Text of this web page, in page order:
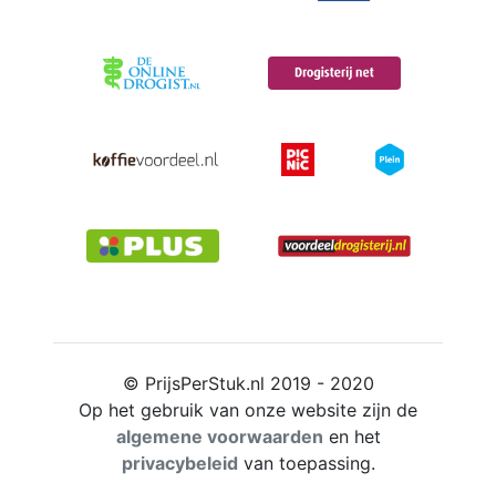
© PrijsPerStuk.nl 2019 - 2020
Op het gebruik van onze website zijn de
algemene voorwaarden en het
privacybeleid van toepassing.